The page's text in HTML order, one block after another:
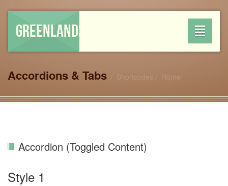
GREENLANDSHOP
Toggle
Accordions & Tabs Home
Shortcodes
Accordion (Toggled Content)
Style 1